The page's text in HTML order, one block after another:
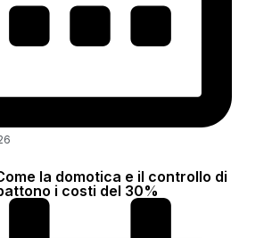
la domotica e il controllo di
i costi del 30%